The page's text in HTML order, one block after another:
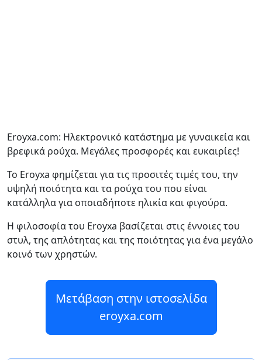
Eroyxa.com: Ηλεκτρονικό κατάστημα με γυναικεία και
βρεφικά ρούχα. Μεγάλες προσφορές και ευκαιρίες!
Το Eroyxa φημίζεται για τις προσιτές τιμές του, την
υψηλή ποιότητα και τα ρούχα του που είναι
κατάλληλα για οποιαδήποτε ηλικία και φιγούρα.
Η φιλοσοφία του Eroyxa βασίζεται στις έννοιες του
στυλ, της απλότητας και της ποιότητας για ένα μεγάλο
κοινό των χρηστών.
Μετάβαση στην ιστοσελίδα
eroyxa.com